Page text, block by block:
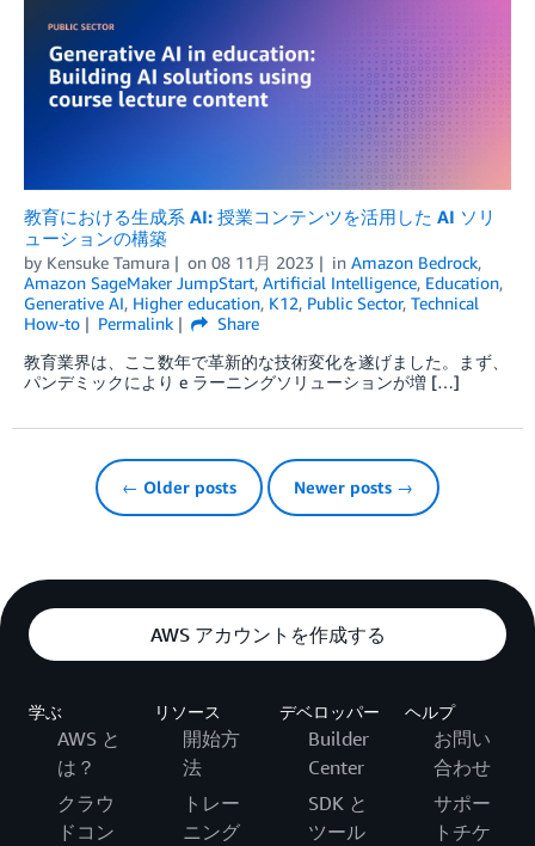
教育における生成系 AI: 授業コンテンツを活用した AI ソリ
ューションの構築
by Kensuke Tamura on 08 11月 2023 in Amazon Bedrock,
Amazon SageMaker JumpStart, Artificial Intelligence, Education,
Generative AI, Higher education, K12, Public Sector, Technical
How-to
Permalink
Share
教育業界は、ここ数年で革新的な技術変化を遂げました。まず、
パンデミックにより e ラーニングソリューションが増 […]
← Older posts Newer posts →
AWS アカウントを作成する
学ぶ
AWS と
は？
クラウ
ドコン
リソース
開始方
法
トレー
ニング
デベロッパー
Builder
Center
SDK と
ツール
ヘルプ
お問い
合わせ
サポー
トチケ